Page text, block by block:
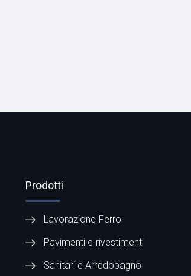
Prodotti
Lavorazione Ferro
Pavimenti e rivestimenti
Sanitari e Arredobagno